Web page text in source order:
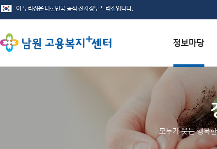
채용정보
인재정보
관련사이트
모두가 웃는 행복